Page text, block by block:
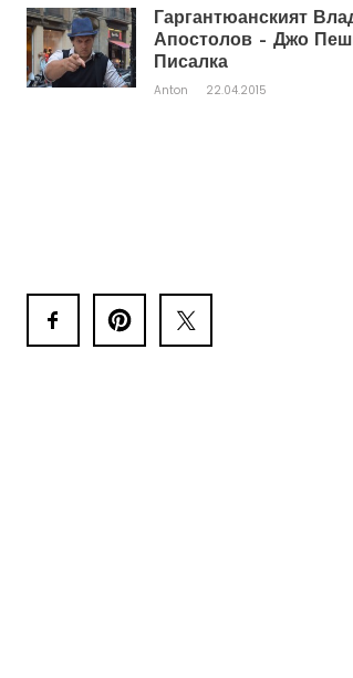
Гаргантюанският
Апостолов – Джо
Писалка
Anton 22.04.2015